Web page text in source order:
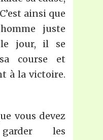
ainsi que
juste
jour, il se
course et
à la victoire.
vous devez
les